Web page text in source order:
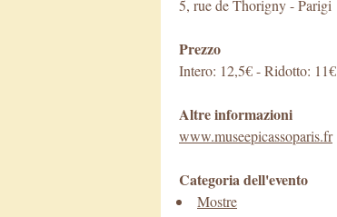
5, rue de Thorigny-Parigi
Prezzo
Intero: 12,5€ - Ridotto: 11€
Altre informazioni
www.museepicassoparis.fr
Categoria dell'evento
Mostre